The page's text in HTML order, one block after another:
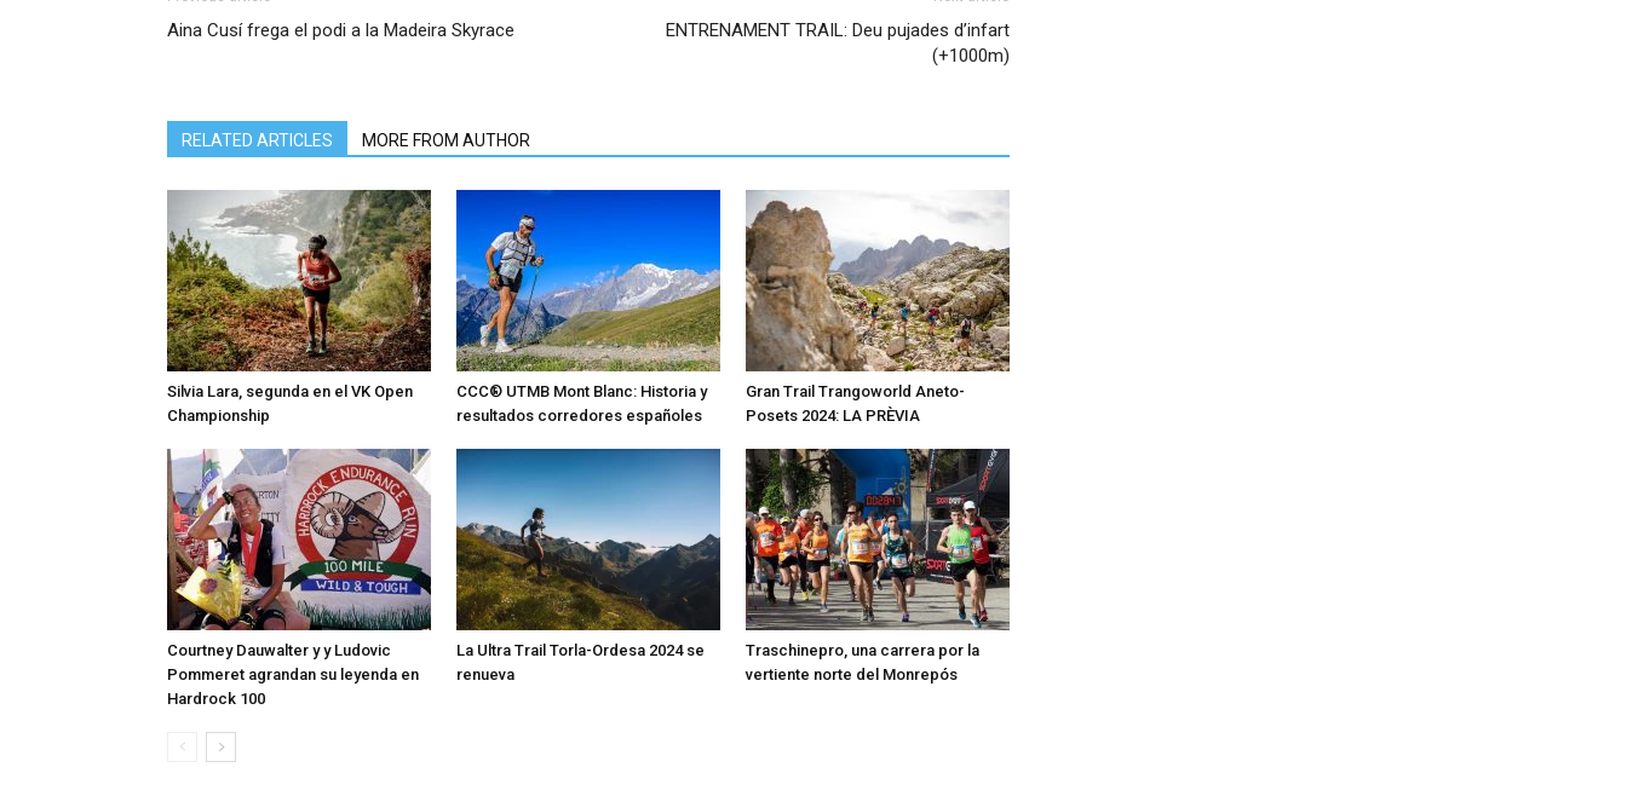
Aina Cusí frega el podi a la Madeira Skyrace
ENTRENAMENT TRAIL: Deu pujades d’infart
(+1000m)
RELATED ARTICLES MORE FROM AUTHOR
Silvia Lara, segunda en el VK Open
Championship
CCC® UTMB Mont Blanc: Historia y
resultados corredores españoles
Gran Trail Trangoworld Aneto-
Posets 2024: LA PRÈVIA
Courtney Dauwalter y y Ludovic
Pommeret agrandan su leyenda en
Hardrock 100
La Ultra Trail Torla-Ordesa 2024 se
renueva
Traschinepro, una carrera por la
vertiente norte del Monrepós